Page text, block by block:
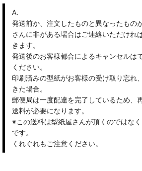
A.
発送前か、注文したものと異なったもの
さんに非がある場合はご連絡いただけれ
きます。
発送後のお客様都合によるキャンセルは
ください。
印刷済みの型紙がお客様の受け取り忘れ
きた場合。
郵便局は一度配達を完了しているため、
送料が必要になります。
※この送料は型紙屋さんが頂くのではな
です。
くれぐれもご注意ください。